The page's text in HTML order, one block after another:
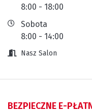
8:00 - 18:00
Sobota
8:00 - 14:00
Nasz Salon
BEZPIECZNE E-